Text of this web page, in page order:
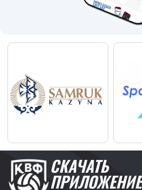
СКАЧАТЬ
ПРИЛОЖЕНИЕ